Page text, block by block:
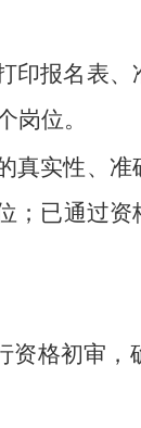
印报名表
岗位。
真实性、
；已通过
资格初审